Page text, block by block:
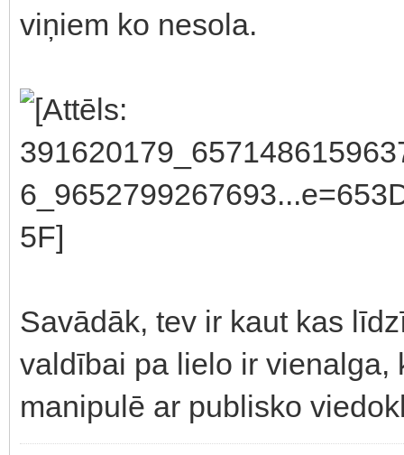
viņiem ko nesola.
Savādāk, tev ir kaut kas
valdībai pa lielo ir vienalga,
manipulē ar publisko